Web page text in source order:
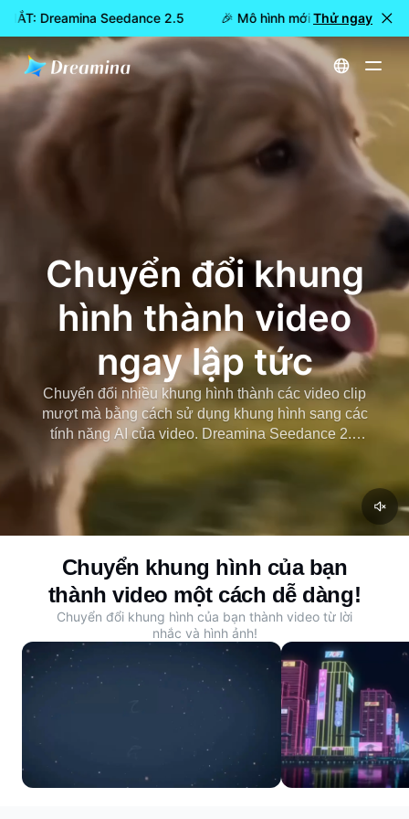
Dreamina Seedance 2.5 🎉 Mô hình mới đã RA MẮT:
Thử ngay
Trang chủ Tạo Chuyển đổi khung hình thành video ngay lập tức
Chuyển đổi khung
hình thành video
ngay lập tức
Chuyển đổi nhiều khung hình thành các video clip
mượt mà bằng cách sử dụng khung hình sang các
tính năng AI của video. Dreamina Seedance 2.0
biến chuỗi hình ảnh thành chuyển động tức thì truy
cập miễn phí ngay lập tức, không phải xếp hàng
chờ và hiệu suất được xếp hạng hàng đầu trong
Chuyển khung hình của bạn
thành video một cách dễ dàng!
Chuyển đổi khung hình của bạn thành video từ lời
nhắc và hình ảnh!